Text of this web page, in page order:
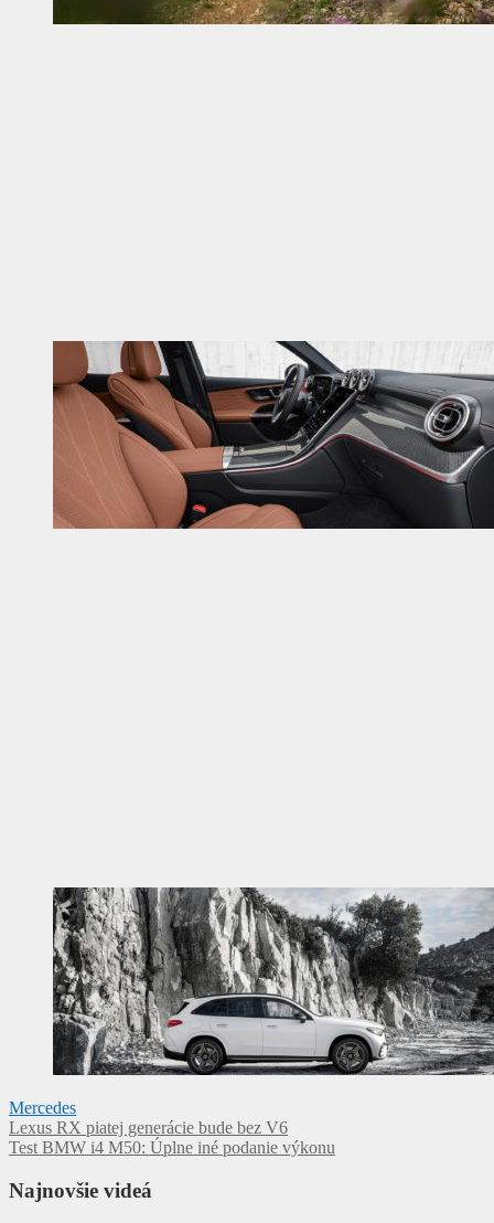
Mercedes
Navigácia
v
článku
Lexus RX piatej generácie bude bez V6
Test BMW i4 M50: Úplne iné podanie výkonu
Najnovšie videá